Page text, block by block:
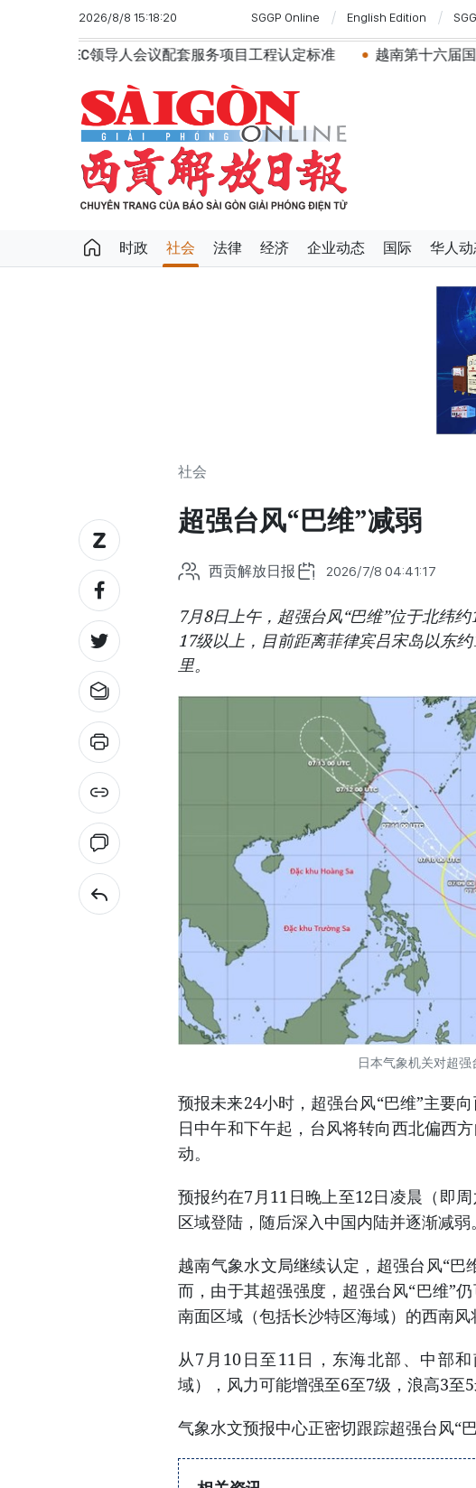
2026/8/8 15:18:20 SGGP Online English Edition
务项目工程认定标准 越南第十六届国会第一次非常规会议：简化
时政 社会 法律 经济 企业动态 国际 华人
社会
超强台风“巴维”减弱
西贡解放日报 2026/7/8 04:41:17
7月8日上午，超强台风“巴维”位于北纬
17级以上，目前距离菲律宾吕宋岛以东
里。
日本气象机关对超强
预报未来24小时，超强台风“巴维”主要
日中午和下午起，台风将转向西北偏西
动。
预报约在7月11日晚上至12日凌晨（即
区域登陆，随后深入中国内陆并逐渐减弱。
越南气象水文局继续认定，超强台风“
而，由于其超强强度，超强台风“巴维”
南面区域（包括长沙特区海域）的西南风
从7月10日至11日，东海北部、中部
域），风力可能增强至6至7级，浪高3至5
气象水文预报中心正密切跟踪超强台风“巴